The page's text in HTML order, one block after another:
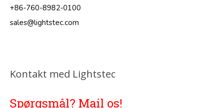
+86-760-8982-0100
sales@lightstec.com
Kontakt med Lightstec
Spørgsmål? Mail os!